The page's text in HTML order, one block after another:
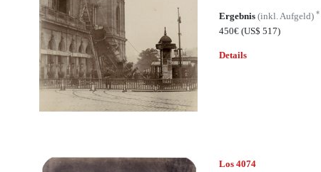
Ergebnis (inkl. Aufgeld) *
450€ (US$ 517)
Details
Los 4074